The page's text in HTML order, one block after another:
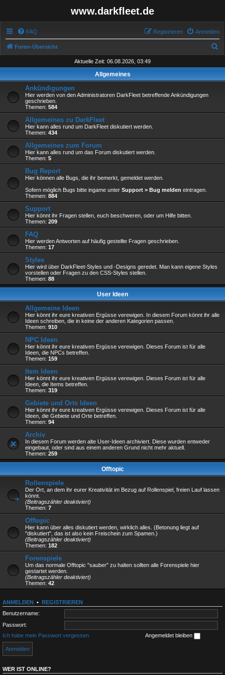
www.darkfleet.de
FAQ Anmelden
Registrieren
Foren-Übersicht
h
Aktuelle Zeit: 06.08.2026, 03:49
Allgemeines
Ankündigungen
Hier werden von den Administratoren DarkFleet betreffende Ankündigungen
geschrieben.
Themen: 584
Allgemeines zu DarkFleet
Hier kann alles rund um DarkFleet diskutiert werden.
Themen: 434
Allgemeines zum Forum
Hier kann alles rund um das Forum diskutiert werden.
Themen: 5
Bug Report
Hier können alle Bugs, die ihr bemerkt, gemeldet werden.
Sofern möglich Bugs bitte ingame unter Support > Bug melden eintragen.
Themen: 884
Support
Hier könnt ihr Fragen stellen, euch beschweren, oder um Hilfe bitten.
Themen: 209
FAQ
Hier werden Antworten auf häufig gestellte Fragen geschrieben.
Themen: 17
Styles
Hier wird über DarkFleet-Styles und -Designs geredet. Man kann eigene Styles
vorstellen oder Fragen zu den CSS-Styles stellen.
Themen: 88
User Ideen
Allgemeine Ideen
Hier könnt ihr eure kreativen Ergüsse verewigen. In diesem Forum könnt ihr alle
Ideen schreiben, die in keine der anderen Kategorien passen.
Themen: 910
NPC Ideen
Hier könnt ihr eure kreativen Ergüsse verewigen. Dieses Forum ist für alle
Ideen, die NPCs betreffen.
Themen: 159
Item Ideen
Hier könnt ihr eure kreativen Ergüsse verewigen. Dieses Forum ist für alle
Ideen, die Items betreffen.
Themen: 319
Gebiete und Orts Ideen
Hier könnt ihr eure kreativen Ergüsse verewigen. Dieses Forum ist für alle
Ideen, die Gebiete und Orte betreffen.
Themen: 94
Archiv
In diesem Forum werden alte User-Ideen archiviert. Diese wurden entweder
eingebaut, oder sind aus einem anderen Grund nicht mehr aktuell.
Themen: 259
Offtopic
Rollenspiele
Der Ort, an dem ihr eurer Kreativität im Bezug auf Rollenspiel, freien Lauf lassen
könnt.
(Beitragszähler deaktiviert)
Themen: 7
Offtopic
Hier kann über alles diskutiert werden, wirklich alles. (Betonung liegt auf
"diskutiert", das ist also kein Freischein zum Spamen.)
(Beitragszähler deaktiviert)
Themen: 182
Forenspiele
Um das normale Offtopic "sauber" zu halten sollten alle Forenspiele hier
gestartet werden.
(Beitragszähler deaktiviert)
Themen: 42
ANMELDEN • REGISTRIEREN
Benutzername:
Passwort:
Ich habe mein Passwort vergessen
Angemeldet bleiben
WER IST ONLINE?